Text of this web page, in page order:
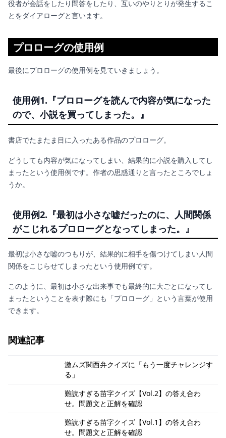
役者が会話をしたり問答をしたり、互いのやりとりが発生するこ
とをダイアローグと言います。
プロローグの使用例
最後にプロローグの使用例を見ていきましょう。
使用例1.『プロローグを読んで内容が気になった
ので、小説を買ってしまった。』
書店でたまたま目に入ったある作品のプロローグ。
どうしても内容が気になってしまい、結果的に小説を購入してし
まったという使用例です。作者の思惑通りと言ったところでしょ
うか。
使用例2.『最初は小さな嘘だったのに、人間関係
がこじれるプロローグとなってしまった。』
最初は小さな嘘のつもりが、結果的に相手を傷つけてしまい人間
関係をこじらせてしまったという使用例です。
このように、最初は小さな出来事でも最終的に大ごとになってし
まったということを表す際にも「プロローグ」という言葉が使用
できます。
関連記事
激ムズ関西弁クイズに「もう一度チャレンジす
る」
難読すぎる苗字クイズ【Vol.2】の答え合わ
せ。問題文と正解を確認
難読すぎる苗字クイズ【Vol.1】の答え合わ
せ。問題文と正解を確認